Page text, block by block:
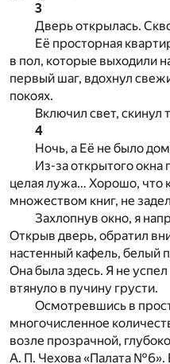
3
Дверь открылась.
Её просторная
в пол, которые выходили
первый шаг, вдохнул
покоях.
Включил свет, скинул
4
Ночь, а Её не было
Из-за открытого
целая лужа… Хорошо, что
множеством книг, не
Захлопнув окно, я
Открыв дверь, обратил
настенный кафель, белый
Она была здесь. Я не
втянуло в пучину грусти.
Осмотревшись в
многочисленное
возле прозрачной,
А. П. Чехова «Палата №6».